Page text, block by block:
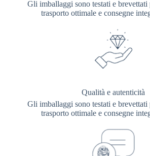
Gli imballaggi sono testati e brevettati
trasporto ottimale e consegne
Qualità e autenticità
Gli imballaggi sono testati e brevettati
trasporto ottimale e consegne